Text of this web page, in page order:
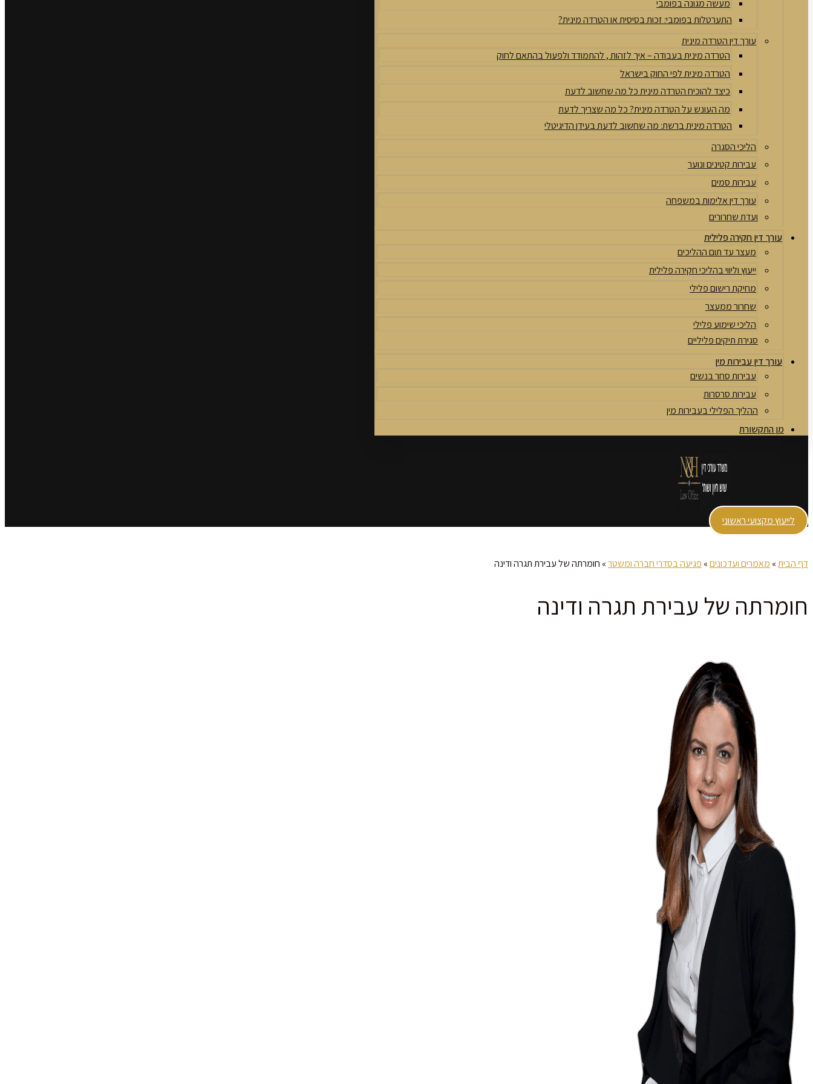
מעשה מגונה בפומבי
התערטלות בפומבי: זכות בסיסית או הטרדה מינית?
עורך דין הטרדה מינית
הטרדה מינית בעבודה – איך לזהות , להתמודד ולפעול בהתאם לחוק
הטרדה מינית לפי החוק בישראל
כיצד להוכיח הטרדה מינית כל מה שחשוב לדעת
מה העונש על הטרדה מינית? כל מה שצריך לדעת
הטרדה מינית ברשת: מה שחשוב לדעת בעידן הדיגיטלי
הליכי הסגרה
עבירות קטינים ונוער
עבירות סמים
עורך דין אלימות במשפחה
ועדת שחרורים
עורך דין חקירה פלילית
מעצר עד תום ההליכים
ייעוץ וליווי בהליכי חקירה פלילית
מחיקת רישום פלילי
שחרור ממעצר
הליכי שימוע פלילי
סגירת תיקים פליליים
עורך דין עבירות מין
עבירות סחר בנשים
עבירות סרסרות
ההליך הפלילי בעבירות מין
מן התקשורת
לייעוץ מקצועי ראשוני
דף הבית» מאמרים ועדכונים» פגיעה בסדרי חברה ומשטר» חומרתה של עבירת תגרה ודינה
חומרתה של עבירת תגרה ודינה